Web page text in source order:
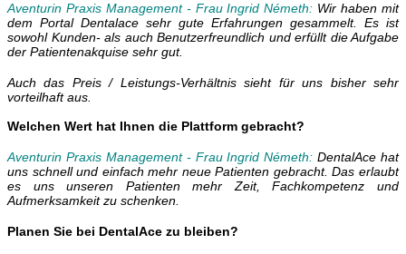
Aventurin Praxis Management - Frau Ingrid Németh: Wir haben mit
dem Portal Dentalace sehr gute Erfahrungen gesammelt. Es ist
sowohl Kunden- als auch Benutzerfreundlich und erfüllt die Aufgabe
der Patientenakquise sehr gut.
Auch das Preis / Leistungs-Verhältnis sieht für uns bisher sehr
vorteilhaft aus.
Welchen Wert hat Ihnen die Plattform gebracht?
Aventurin Praxis Management - Frau Ingrid Németh:DentalAce hat
uns schnell und einfach mehr neue Patienten gebracht. Das erlaubt
es uns unseren Patienten mehr Zeit, Fachkompetenz und
Aufmerksamkeit zu schenken.
Planen Sie bei DentalAce zu bleiben?